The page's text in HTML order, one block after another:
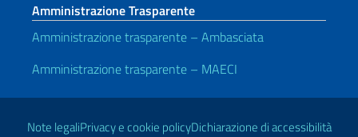
Amministrazione Trasparente
Amministrazione trasparente – Ambasciata
Amministrazione trasparente – MAECI
Link Utili
Note legaliPrivacy e cookie policyDichiarazione di accessibilità